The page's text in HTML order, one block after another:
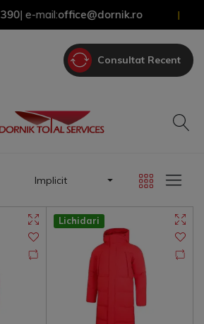
| e-mail:office@dornik.ro
Consultat Recent
Implicit
Lichidari